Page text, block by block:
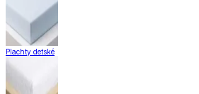
Plachty detské